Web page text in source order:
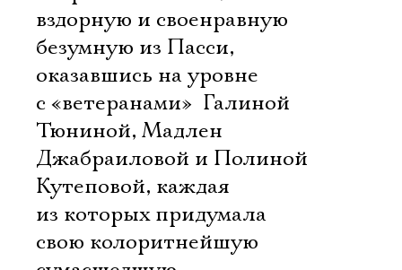
вздорную и своенравную
безумную из Пасси,
оказавшись на уровне
с «ветеранами»  Галиной
Тюниной, Мадлен
Джабраиловой и Полиной
Кутеповой, каждая
из которых придумала
свою колоритнейшую
Электропочта